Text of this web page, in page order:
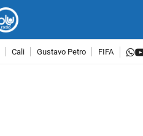
Cali Gustavo Petro FIFA